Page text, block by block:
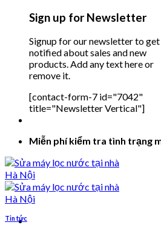
Sign up for Newsletter
Signup for our newsletter to get
notified about sales and new
products. Add any text here or
remove it.
[contact-form-7 id="7042"
title="Newsletter Vertical"]
Miễn phí kiểm tra tình trạng
Tin tức